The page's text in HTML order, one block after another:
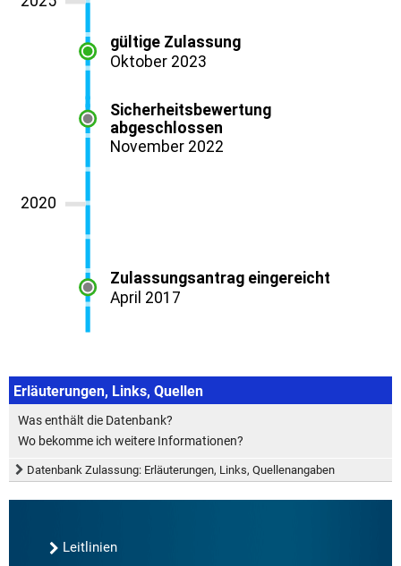
Erläuterungen, Links, Quellen
Was enthält die Datenbank?
Wo bekomme ich weitere Informationen?
Datenbank Zulassung: Erläuterungen, Links, Quellenangaben
Leitlinien